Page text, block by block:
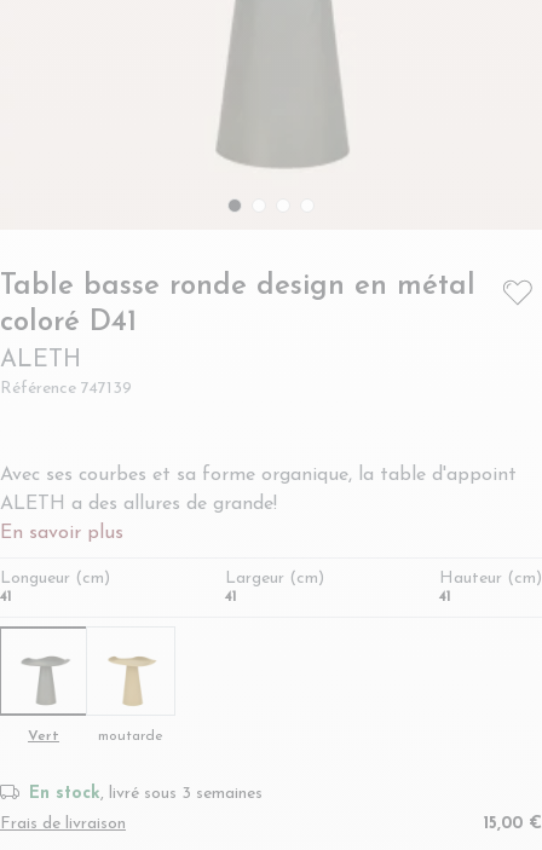
Table basse ronde design en métal
coloré D41
ALETH
Référence 747139
Avec ses courbes et sa forme organique, la table d'appoint
ALETH a des allures de grande!
En savoir plus
Longueur (cm)
41
Largeur (cm)
41
Hauteur (cm)
41
moutarde
Vert
En stock, livré sous 3 semaines
Frais de livraison
15,00 €